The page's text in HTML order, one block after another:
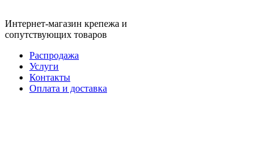
Интернет-магазин крепежа и
сопутствующих товаров
Распродажа
Услуги
Контакты
Оплата и доставка